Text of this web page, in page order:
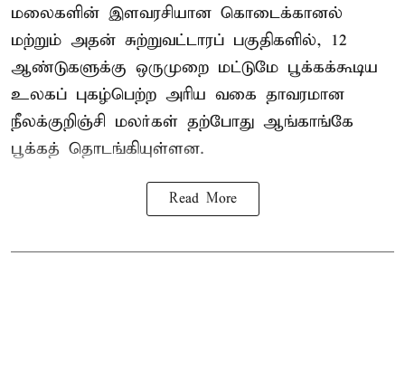
மலைகளின் இளவரசியான கொடைக்கானல்
மற்றும் அதன் சுற்றுவட்டாரப் பகுதிகளில், 12
ஆண்டுகளுக்கு ஒருமுறை மட்டுமே பூக்கக்கூடிய
உலகப் புகழ்பெற்ற அரிய வகை தாவரமான
நீலக்குறிஞ்சி மலர்கள் தற்போது ஆங்காங்கே
பூக்கத் தொடங்கியுள்ளன.
Read More